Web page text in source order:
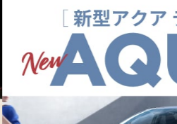
別仕様車 G“Z・ACTIVE ELEGANCE”を設定し
詳しくはこちら
2026-07-06
「おうちで遊ぼ！」に新しいぬり絵を追
カメニックのぬり絵に｢夜のキャンプ場」、「ジ
ェットコースター」を追加しました！ぜひ、ダ
ウンロードしてご利用ください。
詳しくはこちら